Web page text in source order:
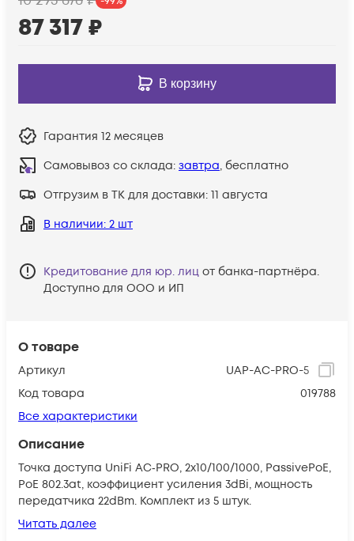
О товаре
Артикул
UAP-AC-PRO-5
Код товара
019788
Все характеристики
Описание
Toчка доступа UniFi AC‑PRO, 2x10/100/1000, PassivePoE,
PoE 802.3at, коэффициент усиления 3dBi, мощность
передатчика 22dBm. Комплект из 5 штук.
Читать далее
87 317₽
В корзину
Гарантия 12 месяцев
Самовывоз со склада: завтра, бесплатно
Отгрузим в ТК для доставки: 11 августа
В наличии: 2 шт
Кредитование для юр. лиц от банка-партнёра.
Доступно для ООО и ИП